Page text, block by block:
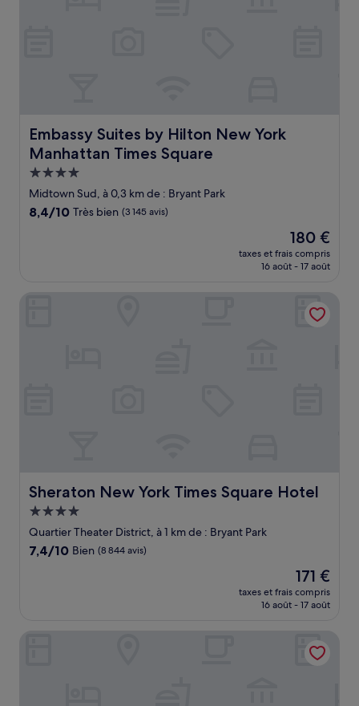
Embassy Suites by Hilton New York
Manhattan Times Square
Embassy Suites by Hilton New York Manhattan Times
Hébergement
4.0 étoiles
Midtown Sud, à 0,3 km de : Bryant Park
8.4
8,4/10 Très bien (3 145 avis)
Le
nouveau
prix
de
180 €
180 €
taxes et frais compris
16 août - 17 août
Sheraton New York Times Square Hotel
Sheraton New York Times Square Hotel
Hébergement
4.0 étoiles
Quartier Theater District, à 1 km de : Bryant Park
7.4
7,4/10 Bien (8 844 avis)
Le
nouveau
prix
de
171 €
171 €
taxes et frais compris
16 août - 17 août
Club Quarters Hotel Times Square - Midtown, New York